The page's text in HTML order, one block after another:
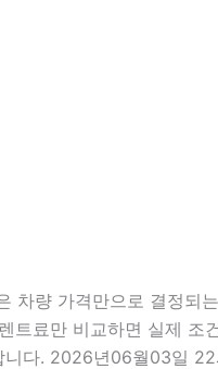
차량 가격만으로 결정되
트료만 비교하면 실제 조
니다. 2026년06월03일